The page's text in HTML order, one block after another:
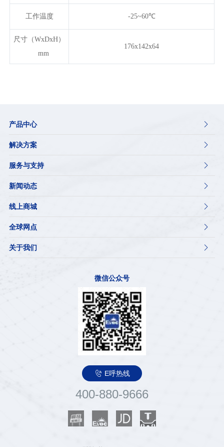
工作温度 -25~60℃
尺寸（WxDxH）
mm
176x142x64
产品中心 
解决方案 
服务与支持 
新闻动态 
线上商城 
全球网点 
关于我们 
微信公众号
 E呼热线
400-880-9666